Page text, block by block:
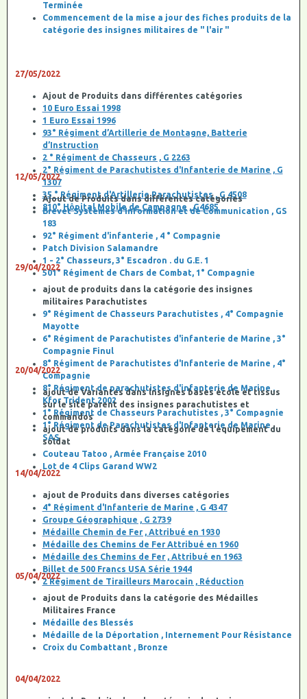
Terminée
Commencement de la mise a jour des fiches produits de la
catégorie des insignes militaires de " l'air "
27/05/2022
Ajout de Produits dans différentes catégories
10 Euro Essai 1998
1 Euro Essai 1996
93° Régiment d’Artillerie de Montagne, Batterie
d’Instruction
2 ° Régiment de Chasseurs , G 2263
2° Régiment de Parachutistes d'Infanterie de Marine , G
1307
35 ° Régiment d'Artillerie Parachutistes , G 4508
810° Hôpital Mobile de Campagne , G4685
12/05/2022
Ajout de Produits dans différentes catégories
Brevet Systèmes d’Information et de Communication , GS
183
92° Régiment d'infanterie , 4 ° Compagnie
Patch Division Salamandre
1 - 2° Chasseurs, 3° Escadron . du G.E. 1
501° Régiment de Chars de Combat, 1° Compagnie
29/04/2022
ajout de produits dans la catégorie des insignes
militaires Parachutistes
9° Régiment de Chasseurs Parachutistes , 4° Compagnie
Mayotte
6° Régiment de Parachutistes d'infanterie de Marine , 3°
Compagnie Finul
8° Régiment de Parachutistes d'Infanterie de Marine , 4°
Compagnie
8° Régiment de parachutistes d'infanterie de Marine ,
Kfor Trident 2002
1° Régiment de Chasseurs Parachutistes , 3° Compagnie
1° Régiment de Parachutistes d'Infanterie de Marine ,
SAS
20/04/2022
ajout de Variantes dans lnsignes bases école et tissus
sur le site parent des insignes parachutistes et
commandos
ajout de produits dans la catégorie de l'équipement du
soldat
Couteau Tatoo , Armée Française 2010
Lot de 4 Clips Garand WW2
14/04/2022
ajout de Produits dans diverses catégories
4° Régiment d'Infanterie de Marine , G 4347
Groupe Géographique , G 2739
Médaille Chemin de Fer , Attribué en 1930
Médaille des Chemins de Fer Attribué en 1960
Médaille des Chemins de Fer , Attribué en 1963
Billet de 500 Francs USA Série 1944
2 Régiment de Tirailleurs Marocain , Réduction
05/04/2022
ajout de Produits dans la catégorie des Médailles
Militaires France
Médaille des Blessés
Médaille de la Déportation , Internement Pour Résistance
Croix du Combattant , Bronze
04/04/2022